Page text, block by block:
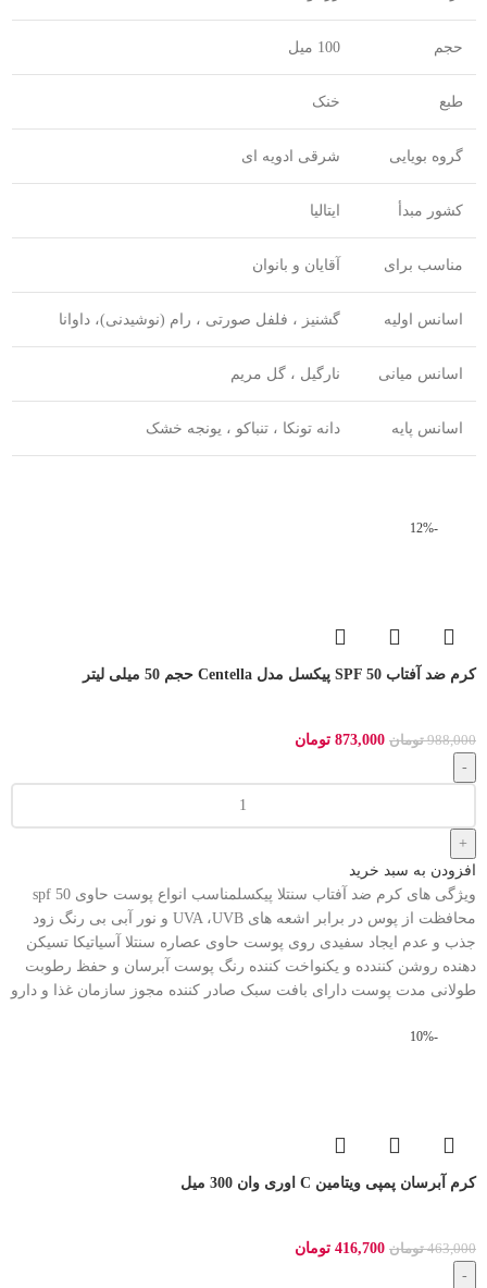
حجم 100 میل
طبع خنک
گروه بویایی شرقی ادویه ای
کشور مبدأ ایتالیا
مناسب برای آقایان و بانوان
اسانس اولیه گشنیز ، فلفل صورتی ، رام (نوشیدنی)، داوانا
اسانس میانی نارگیل ، گل مریم
اسانس پایه دانه تونکا ، تنباکو ، یونجه خشک
-12%
کرم ضد آفتاب SPF 50 پیکسل مدل Centella حجم 50 میلی لیتر
988,000 تومان 873,000 تومان
افزودن به سبد خرید
ویژگی های کرم ضد آفتاب سنتلا پیکسلمناسب انواع پوست حاوی spf 50
محافظت از پوس در برابر اشعه های UVA ،UVB و نور آبی بی رنگ زود
جذب و عدم ایجاد سفیدی روی پوست حاوی عصاره سنتلا آسیاتیکا تسیکن
دهنده روشن کنندده و یکنواخت کننده رنگ پوست آبرسان و حفظ رطوبت
طولانی مدت پوست دارای بافت سبک صادر کننده مجوز سازمان غذا و دارو
-10%
کرم آبرسان پمپی ویتامین C اوری وان 300 میل
463,000 تومان 416,700 تومان